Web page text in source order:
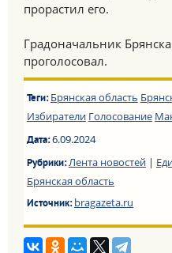
прорастил его.
Градоначальник
проголосовал.
Теги: Брянская область
Избиратели Голосование
Дата:6.09.2024
Рубрики:Лента новостей|
Брянская область
Источник:bragazeta.ru